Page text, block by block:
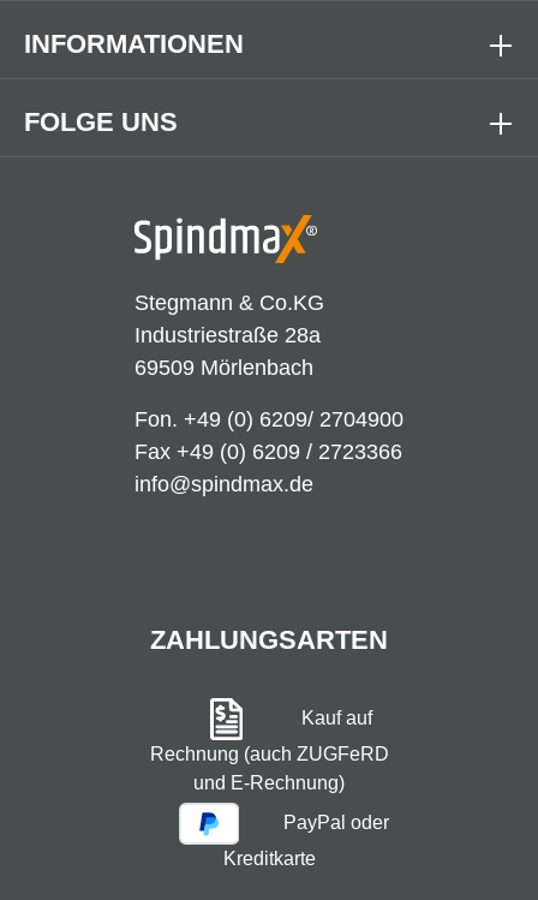
Stegmann & Co.KG
Industriestraße 28a
69509 Mörlenbach
Fon. +49 (0) 6209/ 2704900
Fax +49 (0) 6209 / 2723366
info@spindmax.de
FOLGE UNS
INFORMATIONEN
ZAHLUNGSARTEN
Kauf auf
Rechnung (auch ZUGFeRD
und E-Rechnung)
PayPal oder
Kreditkarte